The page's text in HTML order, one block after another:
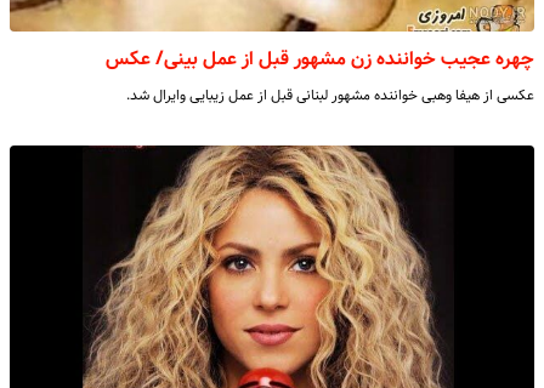
چهره عجیب خواننده زن مشهور قبل از عمل بینی/ عکس
عکسی از هیفا وهبی خواننده مشهور لبنانی قبل از عمل زیبایی وایرال شد.